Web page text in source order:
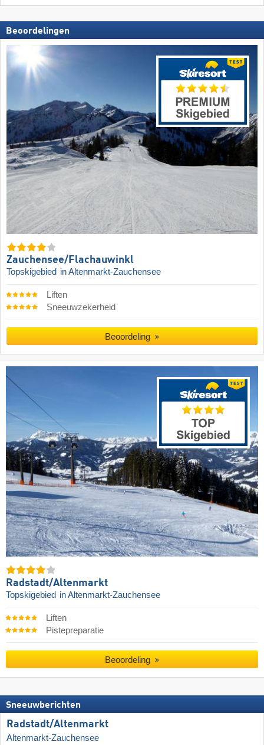
Beoordelingen
Zauchensee/​Flachauwinkl
Topskigebied in Altenmarkt-Zauchensee
Liften
Sneeuwzekerheid
Beoordeling
Radstadt/​Altenmarkt
Topskigebied in Altenmarkt-Zauchensee
Liften
Pistepreparatie
Beoordeling
Sneeuwberichten
Radstadt/​Altenmarkt
Altenmarkt-Zauchensee